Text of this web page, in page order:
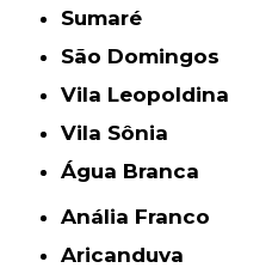
Sumaré
São Domingos
Vila Leopoldina
Vila Sônia
Água Branca
Anália Franco
Aricanduva